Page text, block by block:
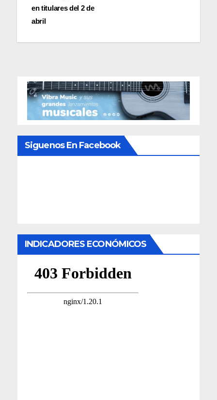
en titulares del 2 de
abril
Siguenos En Facebook
INDICADORES ECONÓMICOS